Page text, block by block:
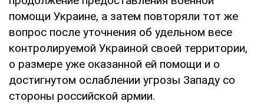
помощи Украине, а затем повторяли тот же
вопрос после уточнения об удельном весе
контролируемой Украиной своей территории,
о размере уже оказанной ей помощи и о
достигнутом ослаблении угрозы Западу со
стороны российской армии.